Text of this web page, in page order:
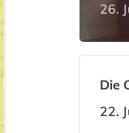
26.
Die
22.